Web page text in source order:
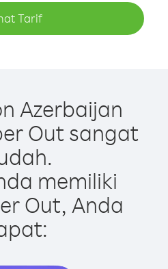
Tarif
Azerbaijan
Out sangat
memiliki
Out, Anda